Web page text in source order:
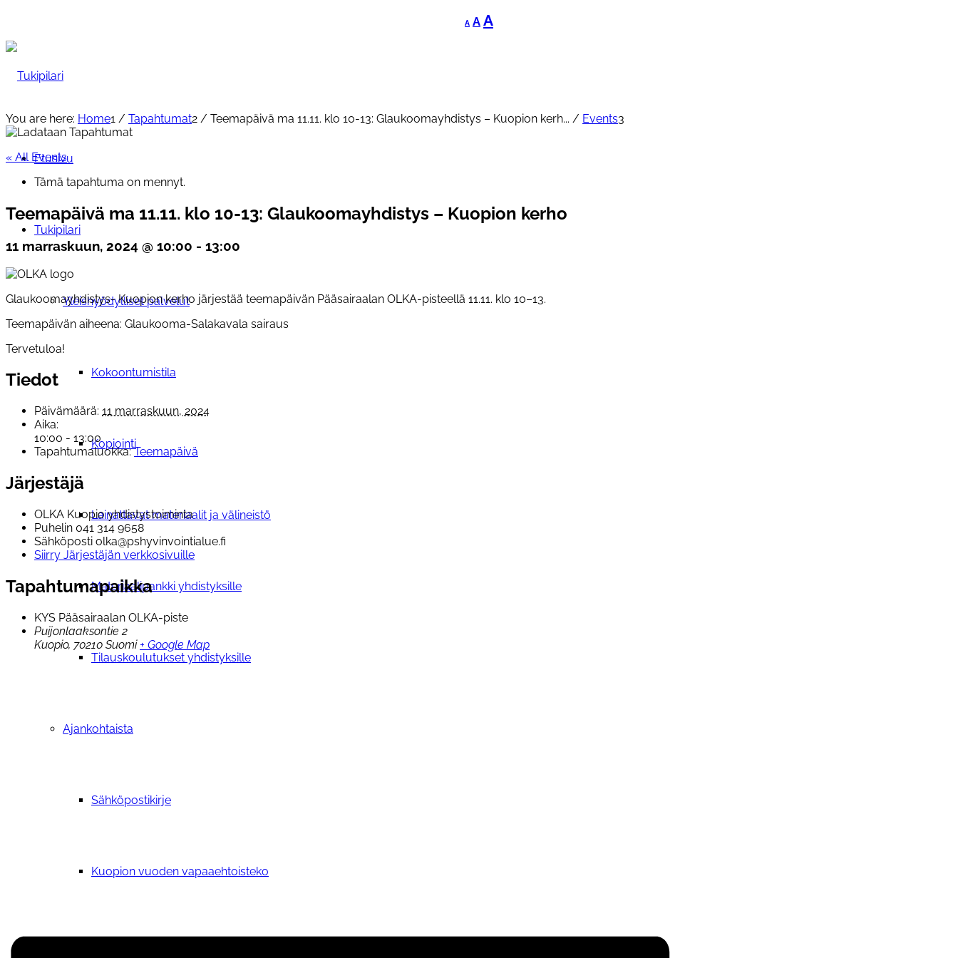
A
Decrease
font
A Reset
font
AIncrease
Etusivu
Tukipilari
Yleishyödylliset palvelut
Kokoontumistila
Kopiointi
Lainattavat materiaalit ja välineistö
Materiaalipankki yhdistyksille
Tilauskoulutukset yhdistyksille
Ajankohtaista
Sähköpostikirje
Kuopion vuoden vapaaehtoisteko
You are here: Home1 / Tapahtumat2 / Teemapäivä ma 11.11. klo 10-13: Glaukoomayhdistys – Kuopion kerh... / Events3
« All Events
Tämä tapahtuma on mennyt.
Teemapäivä ma 11.11. klo 10-13: Glaukoomayhdistys – Kuopion kerho
11 marraskuun, 2024 @ 10:00 - 13:00
Glaukoomayhdistys- Kuopion kerho järjestää teemapäivän Pääsairaalan OLKA-pisteellä 11.11. klo 10–13.
Teemapäivän aiheena: Glaukooma-Salakavala sairaus
Tervetuloa!
Tiedot
Päivämäärä: 11 marraskuun, 2024
Aika:
10:00 - 13:00
Tapahtumaluokka: Teemapäivä
Järjestäjä
OLKA Kuopio yhdistystoiminta
Puhelin 041 314 9658
Sähköposti olka@pshyvinvointialue.fi
Siirry Järjestäjän verkkosivuille
Tapahtumapaikka
KYS Pääsairaalan OLKA-piste
Puijonlaaksontie 2
Kuopio, 70210 Suomi + Google Map